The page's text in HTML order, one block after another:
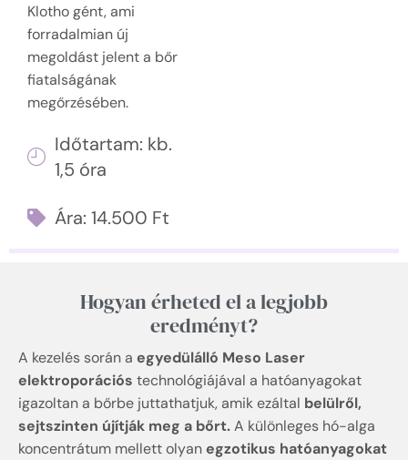
Klotho gént, ami
forradalmian új
megoldást jelent a bőr
fiatalságának
megőrzésében.
Időtartam: kb.
1,5 óra
Ára: 14.500 Ft
Hogyan érheted el a legjobb
eredményt?
A kezelés során a egyedülálló Meso Laser
elektroporációs technológiájával a hatóanyagokat
igazoltan a bőrbe juttathatjuk, amik ezáltal belülről,
sejtszinten újítják meg a bőrt.A különleges hó-alga
koncentrátum mellett olyan egzotikus hatóanyagokat